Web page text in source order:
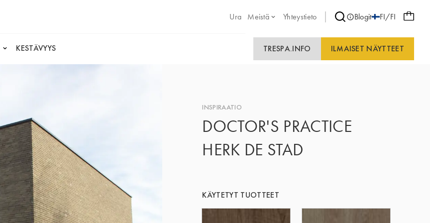
Ura
Meistä Yhteystieto Blogit FI/FI
KESTÄVYYS TRESPA.INFO ILMAISET NÄYTTEET
INSPIRAATIO
DOCTOR'S PRACTICE
HERK DE STAD
KÄYTETYT TUOTTEET